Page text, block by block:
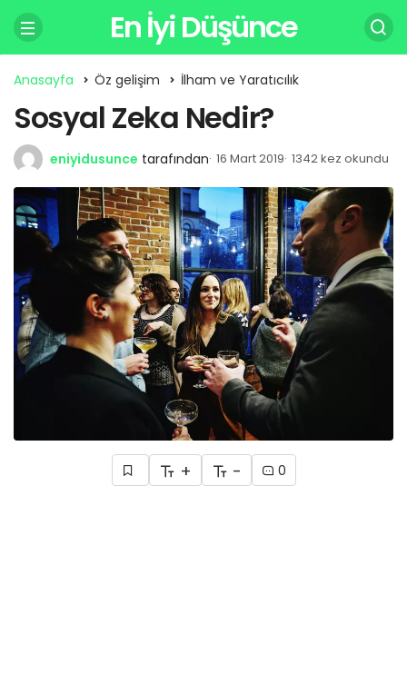
En İyi Düşünce
Anasayfa Öz gelişim İlham ve Yaratıcılık
Sosyal Zeka Nedir?
eniyidusunce tarafından 16 Mart 2019 1342 kez okundu
+ - 0